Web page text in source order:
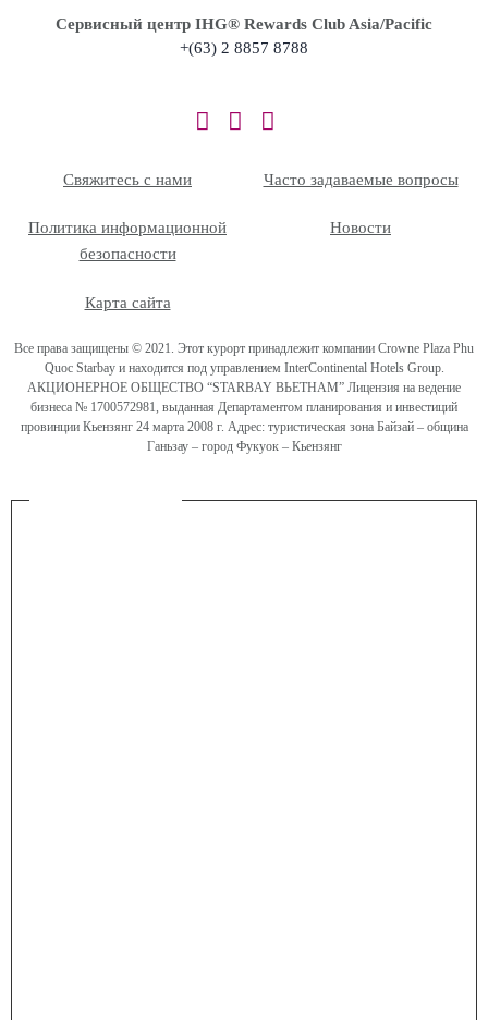
Сервисный центр IHG®️ Rewards Club Asia/Pacific
+(63) 2 8857 8788
Свяжитесь с нами Часто задаваемые вопросы
Политика информационной
безопасности
Новости
Карта сайта
Все права защищены © 2021. Этот курорт принадлежит компании Crowne Plaza Phu
Quoc Starbay и находится под управлением InterContinental Hotels Group.
АКЦИОНЕРНОЕ ОБЩЕСТВО “STARBAY ВЬЕТНАМ” Лицензия на ведение
бизнеса № 1700572981, выданная Департаментом планирования и инвестиций
провинции Кьензянг 24 марта 2008 г. Адрес: туристическая зона Байзай – община
Ганьзау – город Фукуок – Кьензянг